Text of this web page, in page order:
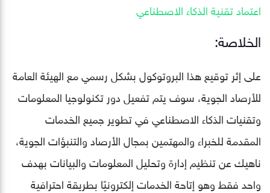
اعتماد تقنية الذكاء الاصطناعي
الخلاصة:
على إثر توقيع هذا البروتوكول بشكل رسمي مع الهيئة العامة
للأرصاد الجوية، سوف يتم تفعيل دور تكنولوجيا المعلومات
وتقنيات الذكاء الاصطناعي في تطوير جميع الخدمات
المقدمة للخبراء والمهتمين بمجال الأرصاد والتنبؤات الجوية،
ناهيك عن تنظيم إدارة وتحليل المعلومات والبيانات بهدف
واحد فقط وهو إتاحة الخدمات إلكترونيًا بطريقة احترافية